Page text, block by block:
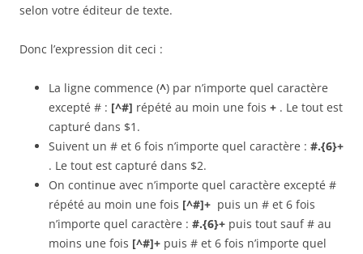
selon votre éditeur de texte.
Donc l’expression dit ceci :
La ligne commence (^) par n’importe quel caractère
excepté # : [^#] répété au moin une fois + . Le tout est
capturé dans $1.
Suivent un # et 6 fois n’importe quel caractère : #.{6}+
. Le tout est capturé dans $2.
On continue avec n’importe quel caractère excepté #
répété au moin une fois [^#]+ puis un # et 6 fois
n’importe quel caractère : #.{6}+ puis tout sauf # au
moins une fois [^#]+ puis # et 6 fois n’importe quel